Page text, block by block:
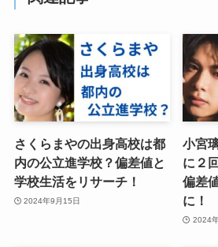
さくらまやの出身高校は都
内の公立進学校？偏差値と
学校生活をリサーチ！
2024年9月15日
小宮
に２
偏差
に！
2024